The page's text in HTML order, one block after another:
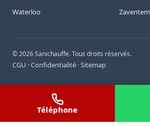
Waterloo
Zaventem
©2026Sanichauffe. Tous droits réservés.
CGU ·Confidentialité ·Sitemap